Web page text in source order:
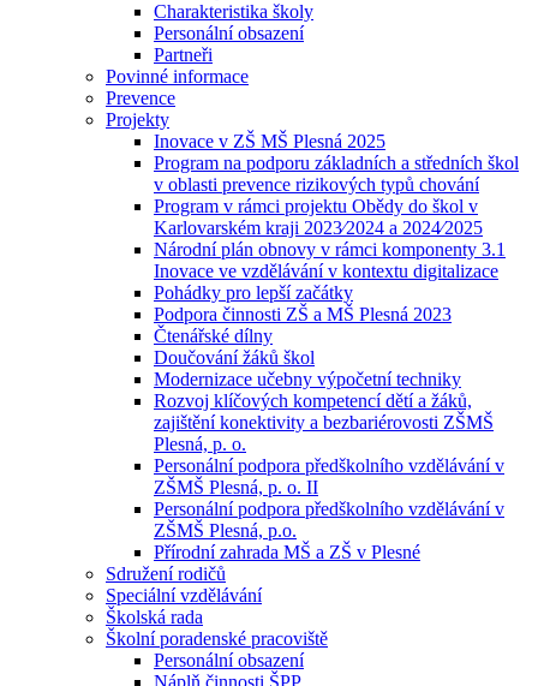
Charakteristika školy
Personální obsazení
Partneři
Povinné informace
Prevence
Projekty
Inovace v ZŠ MŠ Plesná 2025
Program na podporu základních a středních škol
v oblasti prevence rizikových typů chování
Program v rámci projektu Obědy do škol v
Karlovarském kraji 2023⁄2024 a 2024⁄2025
Národní plán obnovy v rámci komponenty 3.1
Inovace ve vzdělávání v kontextu digitalizace
Pohádky pro lepší začátky
Podpora činnosti ZŠ a MŠ Plesná 2023
Čtenářské dílny
Doučování žáků škol
Modernizace učebny výpočetní techniky
Rozvoj klíčových kompetencí dětí a žáků,
zajištění konektivity a bezbariérovosti ZŠMŠ
Plesná, p. o.
Personální podpora předškolního vzdělávání v
ZŠMŠ Plesná, p. o. II
Personální podpora předškolního vzdělávání v
ZŠMŠ Plesná, p.o.
Přírodní zahrada MŠ a ZŠ v Plesné
Sdružení rodičů
Speciální vzdělávání
Školská rada
Školní poradenské pracoviště
Personální obsazení
Náplň činnosti ŠPP